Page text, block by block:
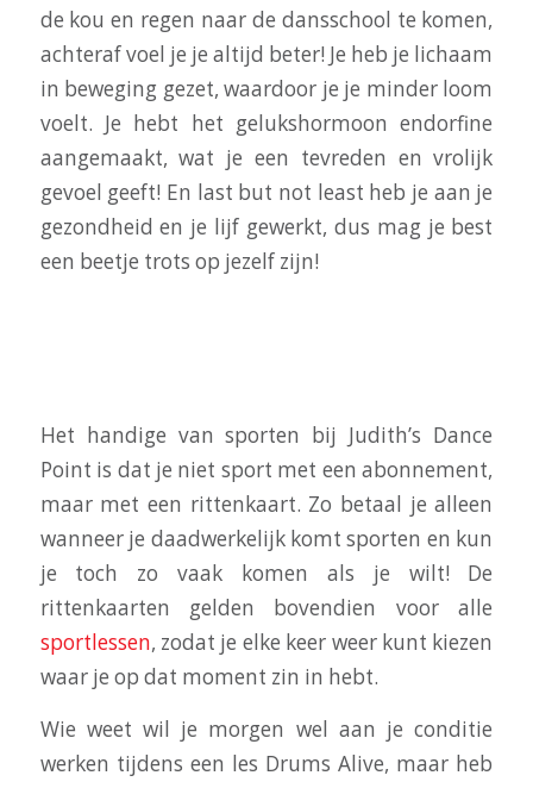
de kou en regen naar de dansschool te komen,
achteraf voel je je altijd beter! Je heb je lichaam
in beweging gezet, waardoor je je minder loom
voelt. Je hebt het gelukshormoon endorfine
aangemaakt, wat je een tevreden en vrolijk
gevoel geeft! En last but not least heb je aan je
gezondheid en je lijf gewerkt, dus mag je best
een beetje trots op jezelf zijn!
Het handige van sporten bij Judith’s Dance
Point is dat je niet sport met een abonnement,
maar met een rittenkaart. Zo betaal je alleen
wanneer je daadwerkelijk komt sporten en kun
je toch zo vaak komen als je wilt! De
rittenkaarten gelden bovendien voor alle
sportlessen, zodat je elke keer weer kunt kiezen
waar je op dat moment zin in hebt.
Wie weet wil je morgen wel aan je conditie
werken tijdens een les Drums Alive, maar heb